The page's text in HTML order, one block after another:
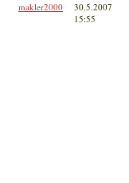
makler2000
30.5.2007
15:55